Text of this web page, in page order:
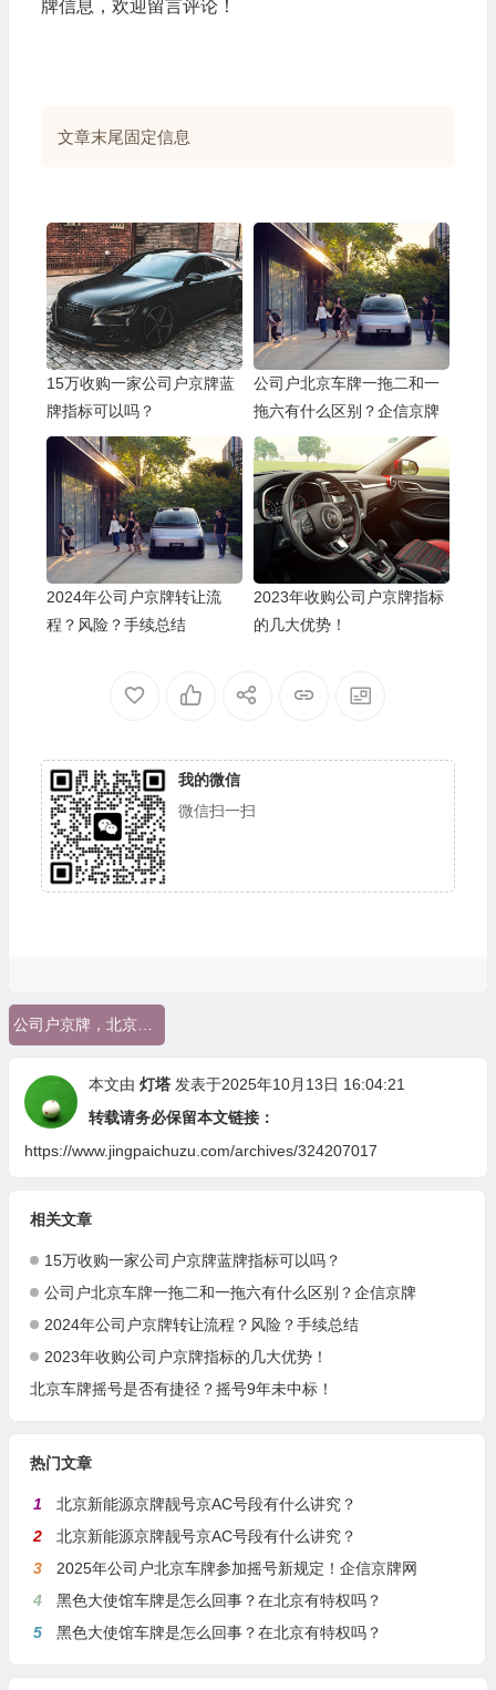
牌信息，欢迎留言评论！
文章末尾固定信息
15万收购一家公司户京牌蓝
牌指标可以吗？
公司户北京车牌一拖二和一
拖六有什么区别？企信京牌
2024年公司户京牌转让流
程？风险？手续总结
2023年收购公司户京牌指标
的几大优势！
我的微信
微信扫一扫
公司户京牌，北京车牌，京牌变更
本文由 灯塔 发表于2025年10月13日 16:04:21
转载请务必保留本文链接：
https://www.jingpaichuzu.com/archives/324207017
相关文章
15万收购一家公司户京牌蓝牌指标可以吗？
公司户北京车牌一拖二和一拖六有什么区别？企信京牌
2024年公司户京牌转让流程？风险？手续总结
2023年收购公司户京牌指标的几大优势！
北京车牌摇号是否有捷径？摇号9年未中标！
热门文章
1
北京新能源京牌靓号京AC号段有什么讲究？
2
北京新能源京牌靓号京AC号段有什么讲究？
3
2025年公司户北京车牌参加摇号新规定！企信京牌网
4
黑色大使馆车牌是怎么回事？在北京有特权吗？
5
黑色大使馆车牌是怎么回事？在北京有特权吗？